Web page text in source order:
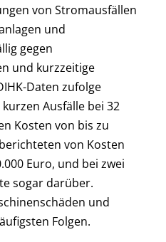
von Stromausfällen
und
gegen
und kurzzeitige
Daten zufolge
Ausfälle bei 32
Kosten von bis zu
von Kosten
Euro, und bei zwei
sogar darüber.
und
Folgen.